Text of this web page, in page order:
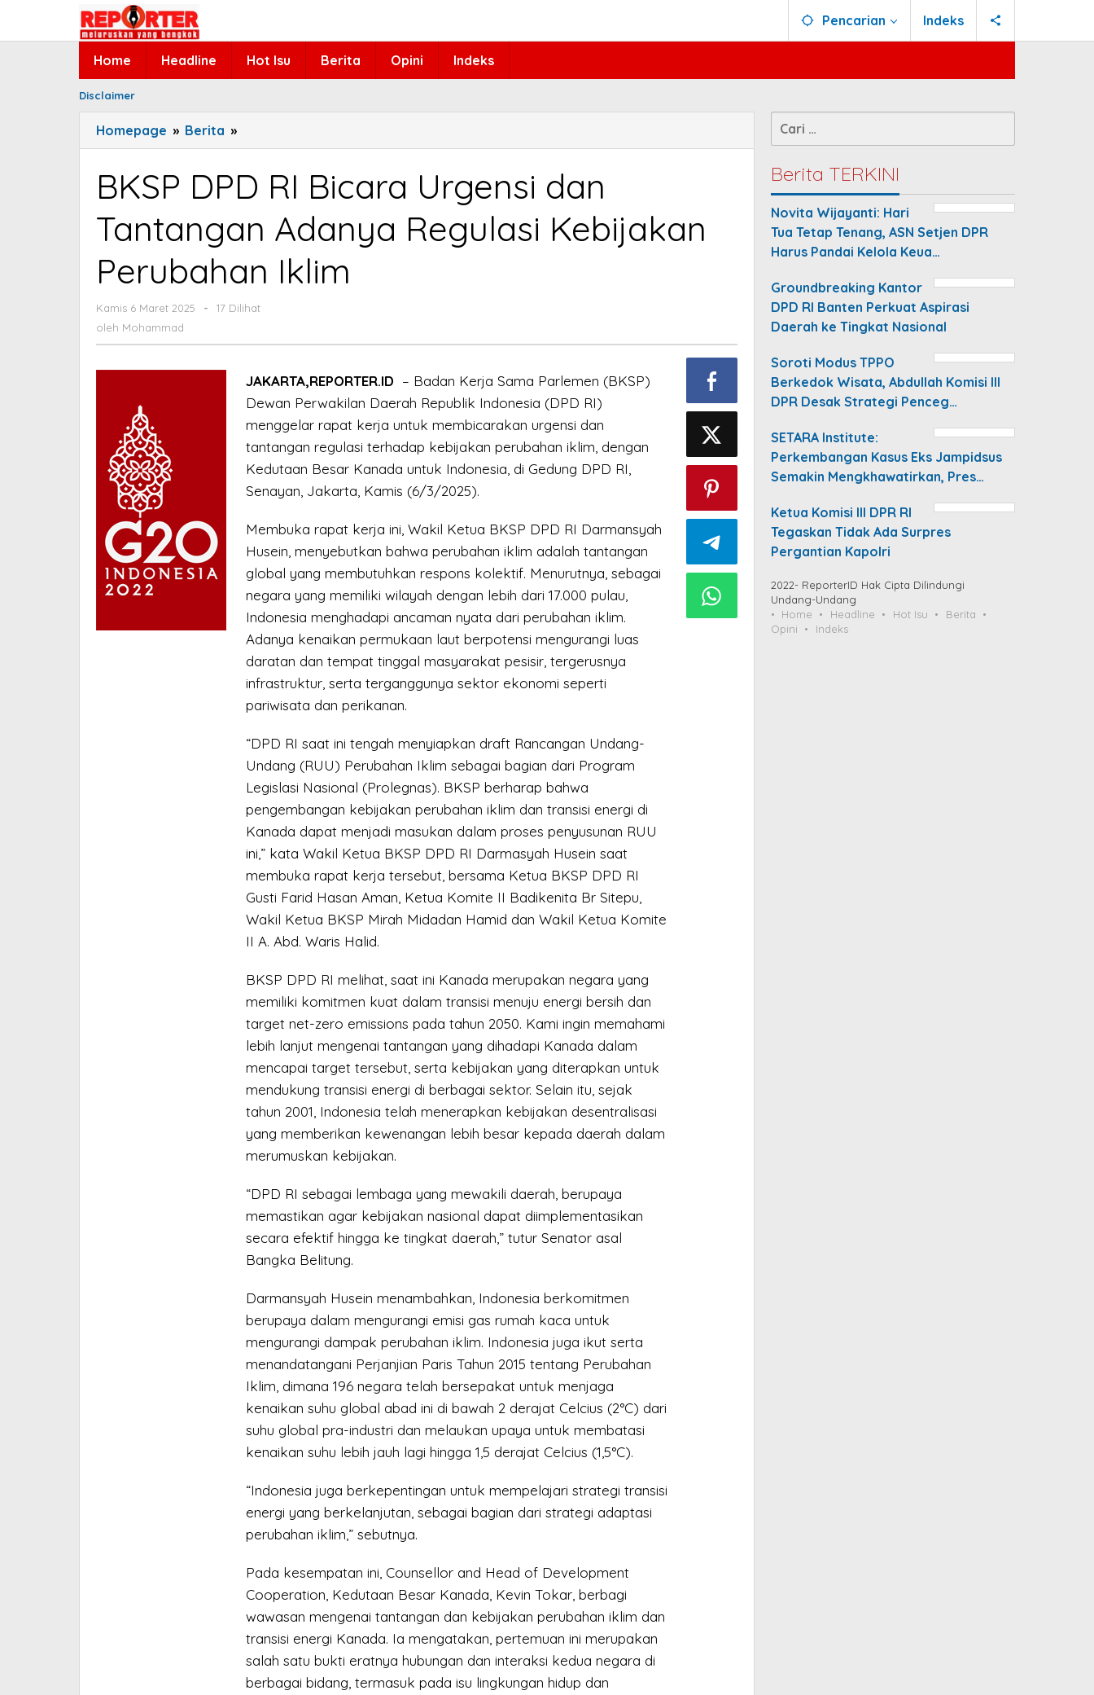
Pencarian Indeks
Home Headline Hot Isu Berita Opini Indeks
Disclaimer
Homepage » Berita »
DPD
Bicara
dan
Adanya
Regulasi
Kebijakan
Iklim
BKSP DPD RI Bicara Urgensi dan
Tantangan Adanya Regulasi Kebijakan
Perubahan Iklim
Kamis 6 Maret 2025
oleh
-
17 Dilihat
oleh Mohammad
JAKARTA,REPORTER.ID – Badan Kerja Sama Parlemen (BKSP)
Dewan Perwakilan Daerah Republik Indonesia (DPD RI)
menggelar rapat kerja untuk membicarakan urgensi dan
tantangan regulasi terhadap kebijakan perubahan iklim, dengan
Kedutaan Besar Kanada untuk Indonesia, di Gedung DPD RI,
Senayan, Jakarta, Kamis (6/3/2025).
Membuka rapat kerja ini, Wakil Ketua BKSP DPD RI Darmansyah
Husein, menyebutkan bahwa perubahan iklim adalah tantangan
global yang membutuhkan respons kolektif. Menurutnya, sebagai
negara yang memiliki wilayah dengan lebih dari 17.000 pulau,
Indonesia menghadapi ancaman nyata dari perubahan iklim.
Adanya kenaikan permukaan laut berpotensi mengurangi luas
daratan dan tempat tinggal masyarakat pesisir, tergerusnya
infrastruktur, serta terganggunya sektor ekonomi seperti
pariwisata dan perikanan.
“DPD RI saat ini tengah menyiapkan draft Rancangan Undang-
Undang (RUU) Perubahan Iklim sebagai bagian dari Program
Legislasi Nasional (Prolegnas). BKSP berharap bahwa
pengembangan kebijakan perubahan iklim dan transisi energi di
Kanada dapat menjadi masukan dalam proses penyusunan RUU
ini,” kata Wakil Ketua BKSP DPD RI Darmasyah Husein saat
membuka rapat kerja tersebut, bersama Ketua BKSP DPD RI
Gusti Farid Hasan Aman, Ketua Komite II Badikenita Br Sitepu,
Wakil Ketua BKSP Mirah Midadan Hamid dan Wakil Ketua Komite
II A. Abd. Waris Halid.
BKSP DPD RI melihat, saat ini Kanada merupakan negara yang
memiliki komitmen kuat dalam transisi menuju energi bersih dan
target net-zero emissions pada tahun 2050. Kami ingin memahami
lebih lanjut mengenai tantangan yang dihadapi Kanada dalam
mencapai target tersebut, serta kebijakan yang diterapkan untuk
mendukung transisi energi di berbagai sektor. Selain itu, sejak
tahun 2001, Indonesia telah menerapkan kebijakan desentralisasi
yang memberikan kewenangan lebih besar kepada daerah dalam
merumuskan kebijakan.
“DPD RI sebagai lembaga yang mewakili daerah, berupaya
memastikan agar kebijakan nasional dapat diimplementasikan
secara efektif hingga ke tingkat daerah,” tutur Senator asal
Bangka Belitung.
Darmansyah Husein menambahkan, Indonesia berkomitmen
berupaya dalam mengurangi emisi gas rumah kaca untuk
mengurangi dampak perubahan iklim. Indonesia juga ikut serta
menandatangani Perjanjian Paris Tahun 2015 tentang Perubahan
Iklim, dimana 196 negara telah bersepakat untuk menjaga
kenaikan suhu global abad ini di bawah 2 derajat Celcius (2°C) dari
suhu global pra-industri dan melaukan upaya untuk membatasi
kenaikan suhu lebih jauh lagi hingga 1,5 derajat Celcius (1,5°C).
“Indonesia juga berkepentingan untuk mempelajari strategi transisi
energi yang berkelanjutan, sebagai bagian dari strategi adaptasi
perubahan iklim,” sebutnya.
Pada kesempatan ini, Counsellor and Head of Development
Cooperation, Kedutaan Besar Kanada, Kevin Tokar, berbagi
wawasan mengenai tantangan dan kebijakan perubahan iklim dan
transisi energi Kanada. Ia mengatakan, pertemuan ini merupakan
salah satu bukti eratnya hubungan dan interaksi kedua negara di
berbagai bidang, termasuk pada isu lingkungan hidup dan
Cari
untuk:
Berita TERKINI
Novita Wijayanti: Hari
Tua Tetap Tenang, ASN Setjen DPR
Harus Pandai Kelola Keua…
Groundbreaking Kantor
DPD RI Banten Perkuat Aspirasi
Daerah ke Tingkat Nasional
Soroti Modus TPPO
Berkedok Wisata, Abdullah Komisi III
DPR Desak Strategi Penceg…
SETARA Institute:
Perkembangan Kasus Eks Jampidsus
Semakin Mengkhawatirkan, Pres…
Ketua Komisi III DPR RI
Tegaskan Tidak Ada Surpres
Pergantian Kapolri
2022- ReporterID Hak Cipta Dilindungi
Undang-Undang
Home
Headline Hot Isu
Berita
Opini
Indeks